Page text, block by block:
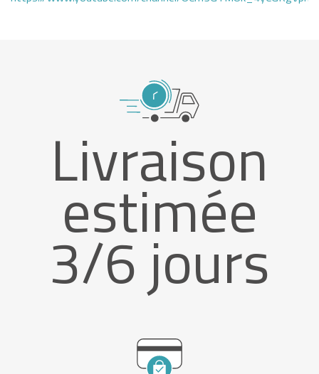
Livraison
estimée
3/6 jours